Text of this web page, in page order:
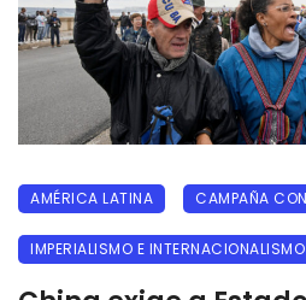
AMÉRICA LATINA CAMPAÑA
IMPERIALISMO E INTERNACIONALISMO